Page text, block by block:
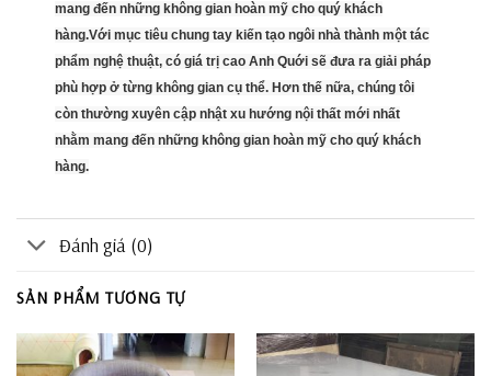
mang đến những không gian hoàn mỹ cho quý khách
hàng.Với mục tiêu chung tay kiến tạo ngôi nhà thành một tác
phẩm nghệ thuật, có giá trị cao Anh Quới sẽ đưa ra giải pháp
phù hợp ở từng không gian cụ thể. Hơn thế nữa, chúng tôi
còn thường xuyên cập nhật xu hướng nội thất mới nhất
nhằm mang đến những không gian hoàn mỹ cho quý khách
hàng.
Đánh giá (0)
SẢN PHẨM TƯƠNG TỰ